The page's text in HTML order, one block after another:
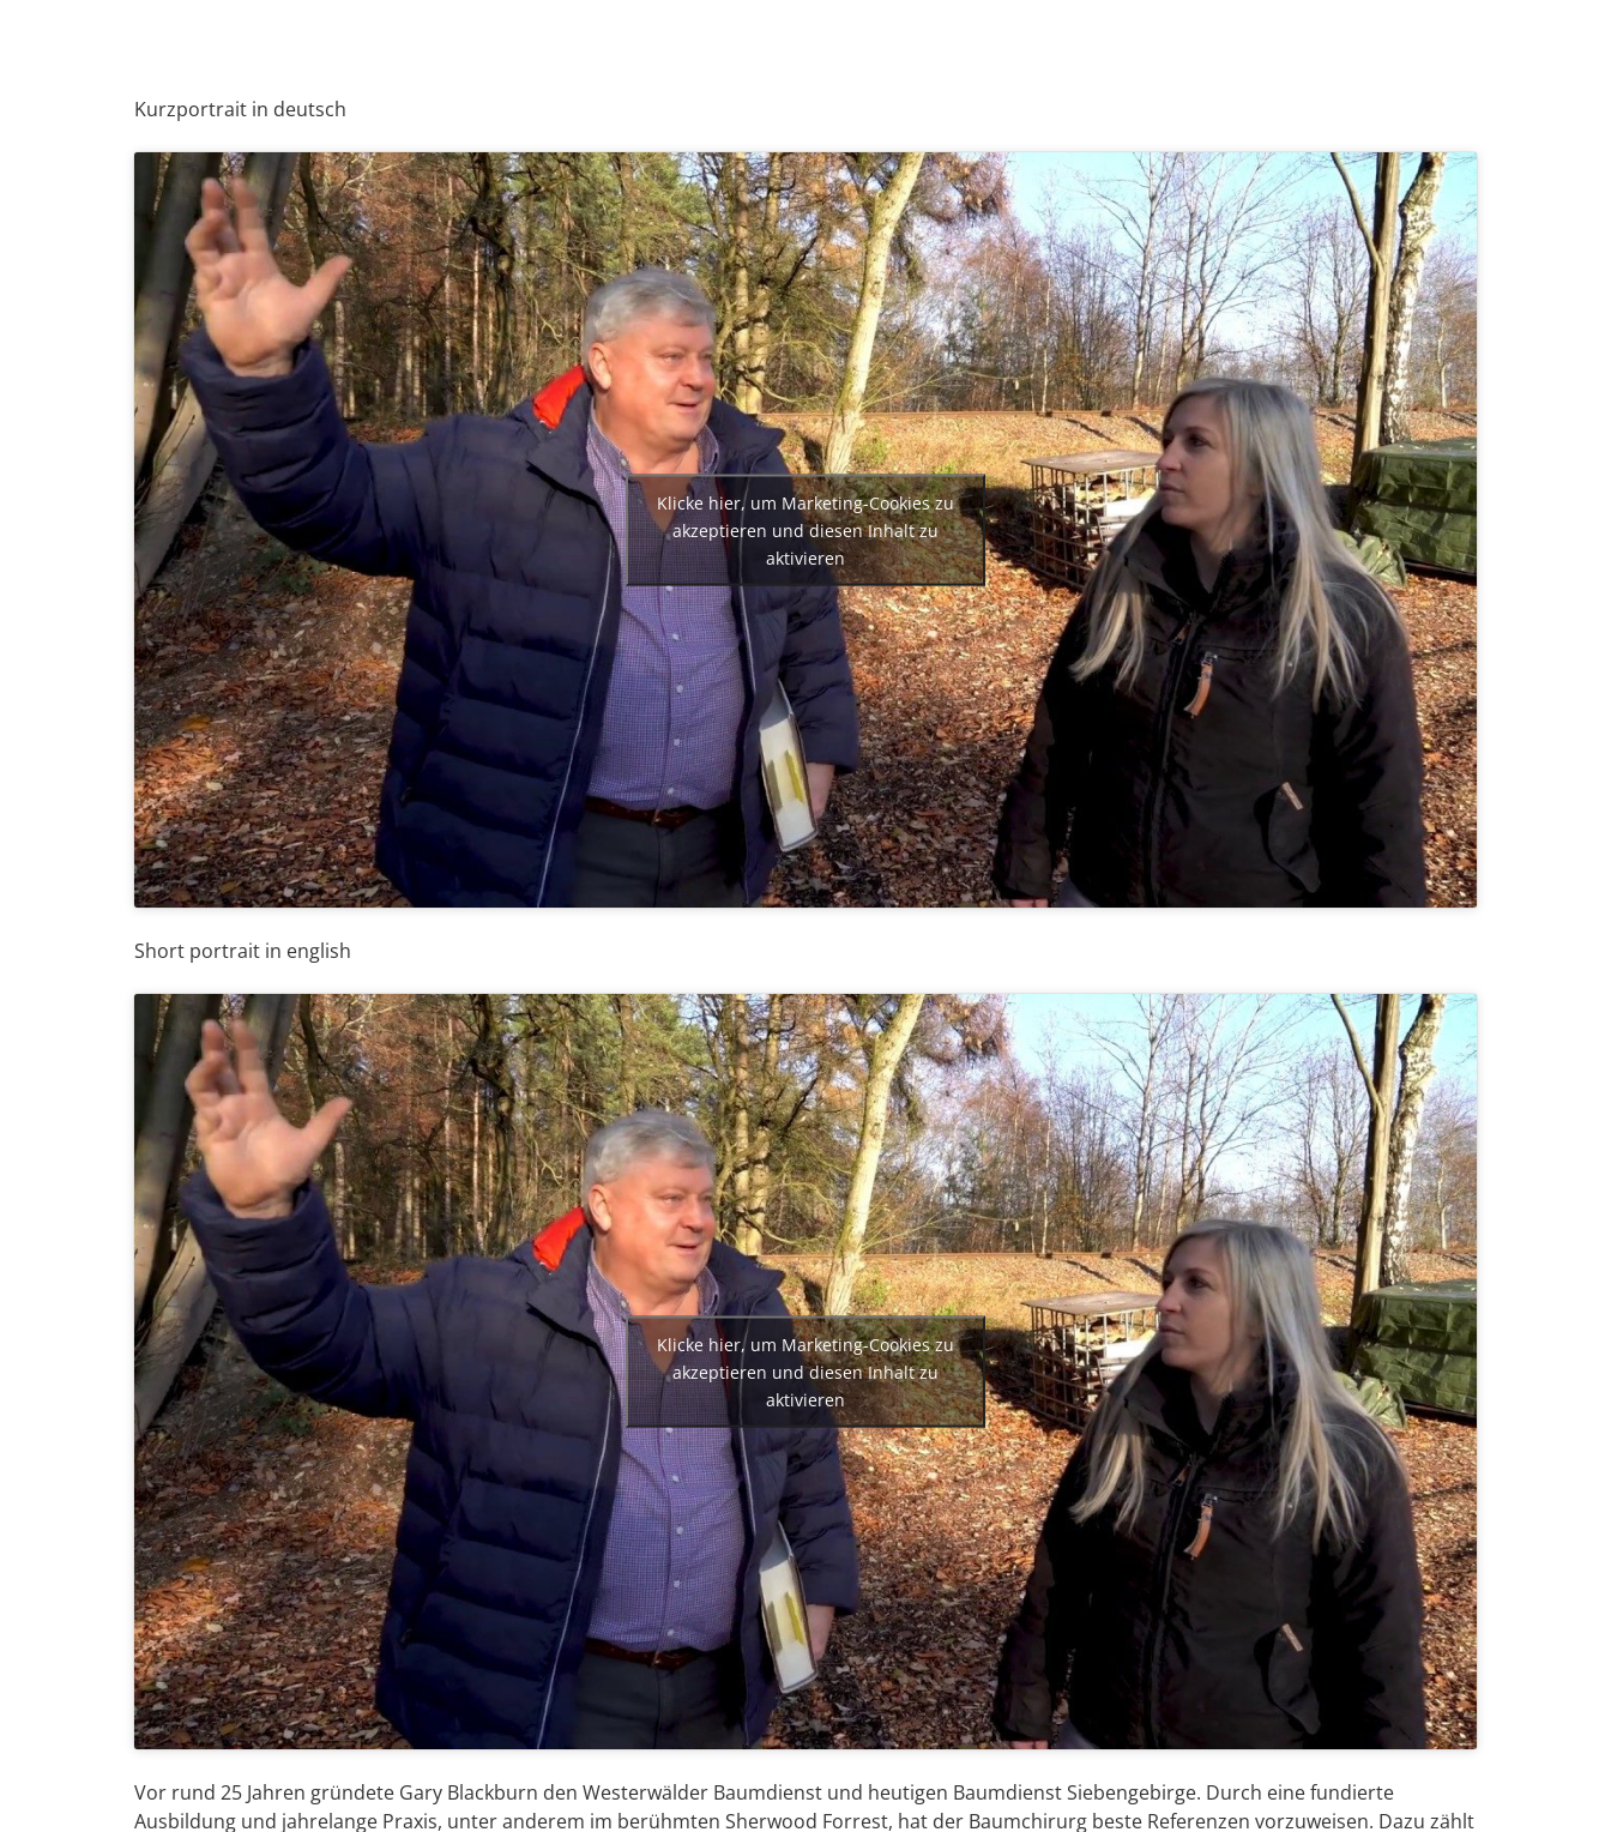
Kurzportrait in deutsch
Klicke hier, um Marketing-Cookies zu
akzeptieren und diesen Inhalt zu
aktivieren
Short portrait in english
Klicke hier, um Marketing-Cookies zu
akzeptieren und diesen Inhalt zu
aktivieren
Vor rund 25 Jahren gründete Gary Blackburn den Westerwälder Baumdienst und heutigen Baumdienst Siebengebirge. Durch eine fundierte
Ausbildung und jahrelange Praxis, unter anderem im berühmten Sherwood Forrest, hat der Baumchirurg beste Referenzen vorzuweisen. Dazu zählt